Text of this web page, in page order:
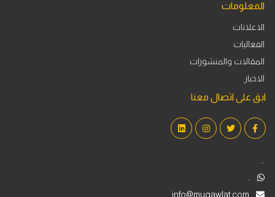
المعلومات
الاعلانات
الفعاليات
المقالات والمنشورات
الاخبار
ابق على اتصال معنا